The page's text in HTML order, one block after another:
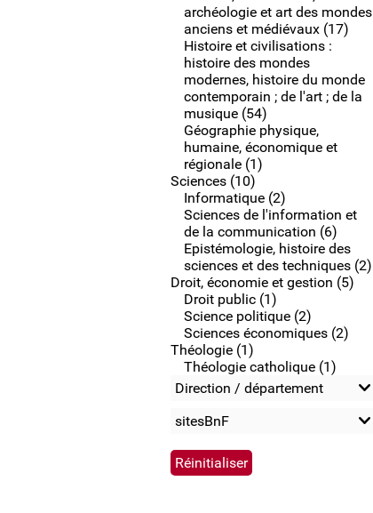
archéologie et art des mondes
anciens et médiévaux (17)
Histoire et civilisations :
histoire des mondes
modernes, histoire du monde
contemporain ; de l'art ; de la
musique (54)
Géographie physique,
humaine, économique et
régionale (1)
Sciences (10)
Informatique (2)
Sciences de l'information et
de la communication (6)
Epistémologie, histoire des
sciences et des techniques (2)
Droit, économie et gestion (5)
Droit public (1)
Science politique (2)
Sciences économiques (2)
Théologie (1)
Théologie catholique (1)
Direction / département
sitesBnF